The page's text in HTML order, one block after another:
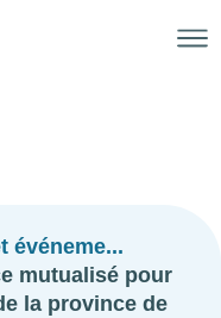
événeme...
mutualisé pour
la province de